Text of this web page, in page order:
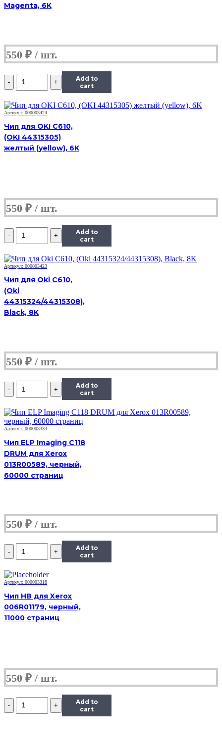
Magenta, 6K
550 ₽
Количество
Чип
E250D3.5
(3,5K)
Black
для
Lexmark
E250/E250dn/E350/E352
Add to
cart
Артикул: 000003424
Чип для OKI C610,
(OKI 44315305)
желтый (yellow), 6K
550 ₽
Количество
Чип
E250D3.5
(3,5K)
Black
для
Lexmark
E250/E250dn/E350/E352
Add to
cart
Артикул: 000003423
Чип для Oki C610,
(Oki
44315324/44315308),
Black, 8K
550 ₽
Количество
Чип
E250D3.5
(3,5K)
Black
Lexmark
E250/E250dn/E350/E352
Add to
cart
Артикул: 000003333
Чип ELP Imaging C118
DRUM для Xerox
013R00589, черный,
60000 страниц
550 ₽
Количество
Чип
E250D3.5
(3,5K)
для
Lexmark
E250/E250dn/E350/E352
Add to
cart
Артикул: 000003318
Чип HB для Xerox
006R01179, черный,
11000 страниц
550 ₽
Количество
Чип
Add to
cart